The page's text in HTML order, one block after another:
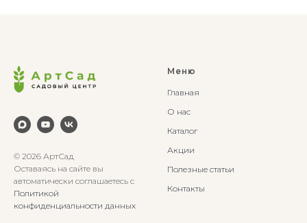
© 2026 АртСад
Оставаясь на сайте вы
автоматически соглашаетесь с
Политикой
конфиденциальности данных
Меню
Главная
О нас
Каталог
Акции
Полезные статьи
Контакты